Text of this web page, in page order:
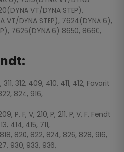
VT/DYNA STEP),
VT/DYNA STEP), 7624(DYNA 6),
7626(DYNA 6) 8650, 8660,
312, 409, 410, 411, 412, Favorit
824, 916,
P, F, V, 210, P, 211, P, V, F, Fendt
414, 415, 711,
818, 820, 822, 824, 826, 828, 916,
930, 933, 936,